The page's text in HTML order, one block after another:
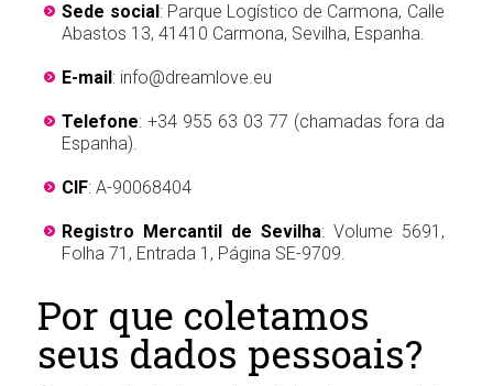
Sede social: Parque Logístico de Carmona, Calle
Abastos 13, 41410 Carmona, Sevilha, Espanha.
E-mail: info@dreamlove.eu
Telefone: +34 955 63 03 77 (chamadas fora da
Espanha).
CIF: A-90068404
Registro Mercantil de Sevilha: Volume 5691,
Folha 71, Entrada 1, Página SE-9709.
Por que coletamos
seus dados pessoais?